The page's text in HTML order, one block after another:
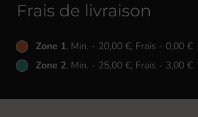
Frais de livraison
Zone 1, Min. - 20,00 €, Frais - 0,00 €
Zone 2, Min. - 25,00 €, Frais - 3,00 €